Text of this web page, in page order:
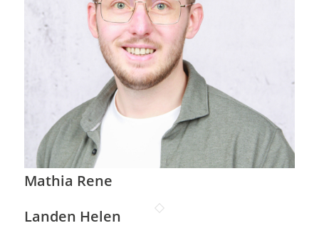
Mathia Rene
Landen Helen